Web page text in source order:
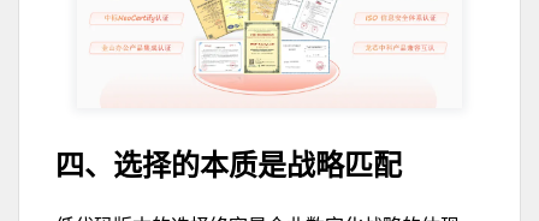
四、选择的本质是战略匹配